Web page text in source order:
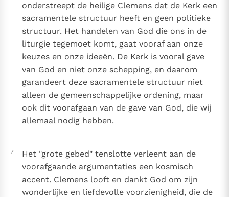
onderstreept de heilige Clemens dat de Kerk een
sacramentele structuur heeft en geen politieke
structuur. Het handelen van God die ons in de
liturgie tegemoet komt, gaat vooraf aan onze
keuzes en onze ideeën. De Kerk is vooral gave
van God en niet onze schepping, en daarom
garandeert deze sacramentele structuur niet
alleen de gemeenschappelijke ordening, maar
ook dit voorafgaan van de gave van God, die wij
allemaal nodig hebben.
7
Het "grote gebed" tenslotte verleent aan de
voorafgaande argumentaties een kosmisch
accent. Clemens looft en dankt God om zijn
wonderlijke en liefdevolle voorzienigheid, die de